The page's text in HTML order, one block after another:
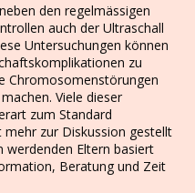
den regelmässigen
auch der Ultraschall
Untersuchungen können
zu
Chromosomenstörungen
Viele dieser
zum Standard
zur Diskussion gestellt
werdenden Eltern basiert
Beratung und Zeit